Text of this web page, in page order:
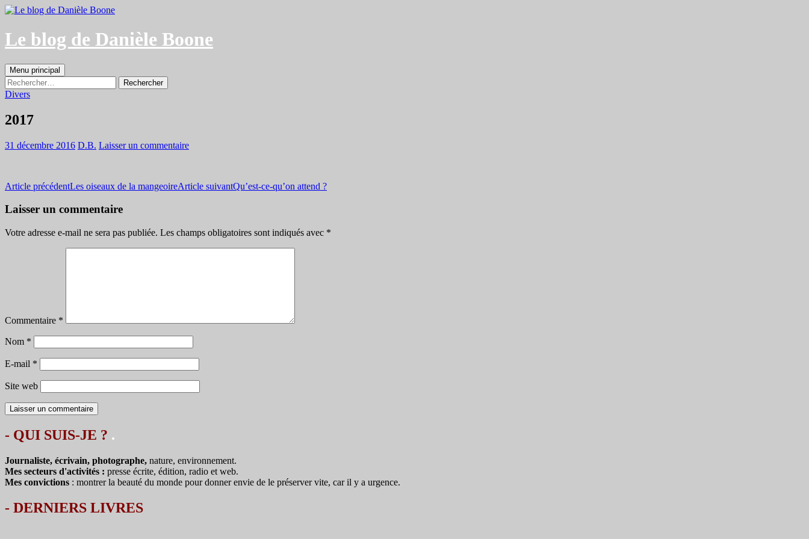
Aller
contenu
Le blog de Danièle Boone
Recherche
Menu principal
Rechercher :
Divers
2017
31 décembre 2016 D.B. Laisser un commentaire
Navigation
des
Article précédentLes oiseaux de la mangeoireArticle suivantQu’est-ce-qu’on attend ?
Laisser un commentaire
Votre adresse e-mail ne sera pas publiée. Les champs obligatoires sont indiqués avec *
Commentaire *
Nom *
E-mail *
Site web
- QUI SUIS-JE ? .
Journaliste, écrivain, photographe, nature, environnement.
Mes secteurs d'activités : presse écrite, édition, radio et web.
Mes convictions : montrer la beauté du monde pour donner envie de le préserver vite, car il y a urgence.
- DERNIERS LIVRES